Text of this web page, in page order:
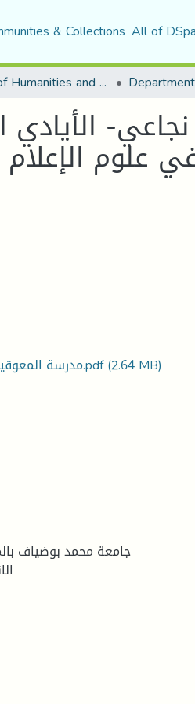
& Collections All of
Faculty of Humanities and Social Sciences
الأيادي
علوم الإعلام
مدرسة المعوقين سمعيا بالمسيلة.pdf(2.64 MB)
جامعة محمد بوضياف